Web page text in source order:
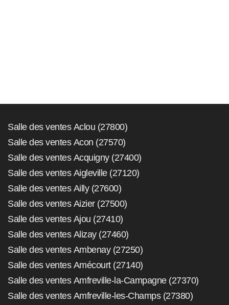
Salle des ventes Aclou (27800)
Salle des ventes Acon (27570)
Salle des ventes Acquigny (27400)
Salle des ventes Aigleville (27120)
Salle des ventes Ailly (27600)
Salle des ventes Aizier (27500)
Salle des ventes Ajou (27410)
Salle des ventes Alizay (27460)
Salle des ventes Ambenay (27250)
Salle des ventes Amécourt (27140)
Salle des ventes Amfreville-la-Campagne (27370)
Salle des ventes Amfreville-les-Champs (27380)